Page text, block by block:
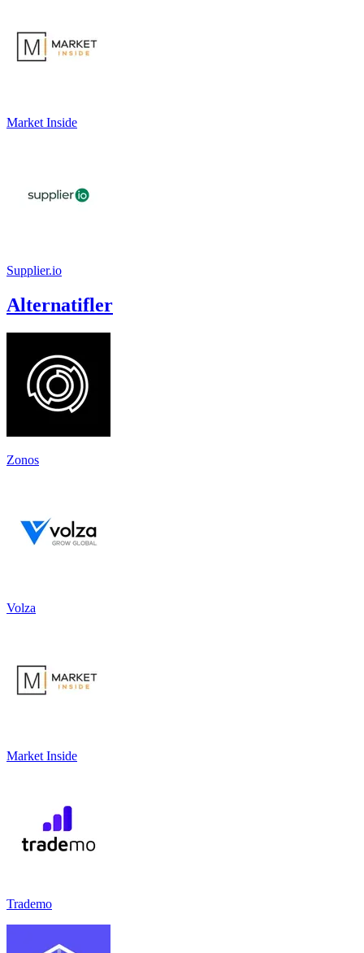
Market Inside
Supplier.io
Alternatifler
Zonos
Volza
Market Inside
Trademo